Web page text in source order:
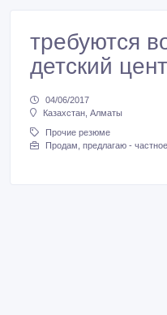
требуются
детский
04/06/2017
Казахстан, Алматы
Прочие резюме
Продам, предлагаю -